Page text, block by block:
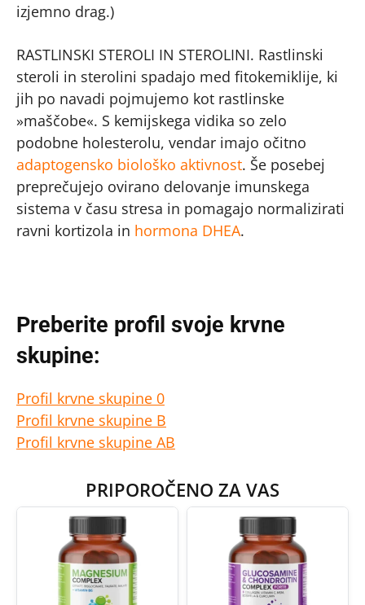
izjemno drag.)
RASTLINSKI STEROLI IN STEROLINI. Rastlinski
steroli in sterolini spadajo med fitokemiklije, ki
jih po navadi pojmujemo kot rastlinske
»maščobe«. S kemijskega vidika so zelo
podobne holesterolu, vendar imajo očitno
adaptogensko biološko aktivnost. Še posebej
preprečujejo ovirano delovanje imunskega
sistema v času stresa in pomagajo normalizirati
ravni kortizola in hormona DHEA.
Preberite profil svoje krvne
skupine:
Profil krvne skupine 0
Profil krvne skupine B
Profil krvne skupine AB
PRIPOROČENO ZA VAS